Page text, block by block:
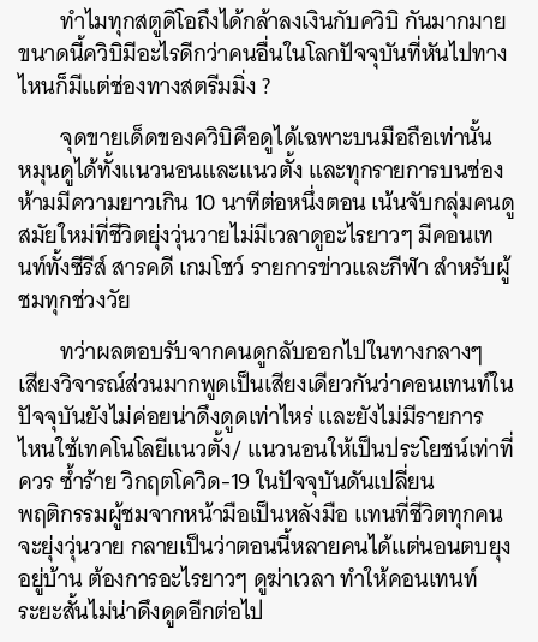
ทำไมทุกสตูดิโอถึงได้กล้าลงเงินกับควิบิ กันมากมาย
ขนาดนี้ควิบิมีอะไรดีกว่าคนอื่นในโลกปัจจุบันที่หันไปทาง
ไหนก็มีแต่ช่องทางสตรีมมิ่ง ?
จุดขายเด็ดของควิบิคือดูได้เฉพาะบนมือถือเท่านั้น
หมุนดูได้ทั้งแนวนอนและแนวตั้ง และทุกรายการบนช่อง
ห้ามมีความยาวเกิน 10 นาทีต่อหนึ่งตอน เน้นจับกลุ่มคนดู
สมัยใหม่ที่ชีวิตยุ่งวุ่นวายไม่มีเวลาดูอะไรยาวๆ มีคอนเท
นท์ทั้งซีรีส์ สารคดี เกมโชว์ รายการข่าวและกีฬา สำหรับผู้
ชมทุกช่วงวัย
ทว่าผลตอบรับจากคนดูกลับออกไปในทางกลางๆ
เสียงวิจารณ์ส่วนมากพูดเป็นเสียงเดียวกันว่าคอนเทนท์ใน
ปัจจุบันยังไม่ค่อยน่าดึงดูดเท่าไหร่ และยังไม่มีรายการ
ไหนใช้เทคโนโลยีแนวตั้ง/ แนวนอนให้เป็นประโยชน์เท่าที่
ควร ซ้ำร้าย วิกฤตโควิด-19 ในปัจจุบันดันเปลี่ยน
พฤติกรรมผู้ชมจากหน้ามือเป็นหลังมือ แทนที่ชีวิตทุกคน
จะยุ่งวุ่นวาย กลายเป็นว่าตอนนี้หลายคนได้แต่นอนตบยุง
อยู่บ้าน ต้องการอะไรยาวๆ ดูฆ่าเวลา ทำให้คอนเทนท์
ระยะสั้นไม่น่าดึงดูดอีกต่อไป